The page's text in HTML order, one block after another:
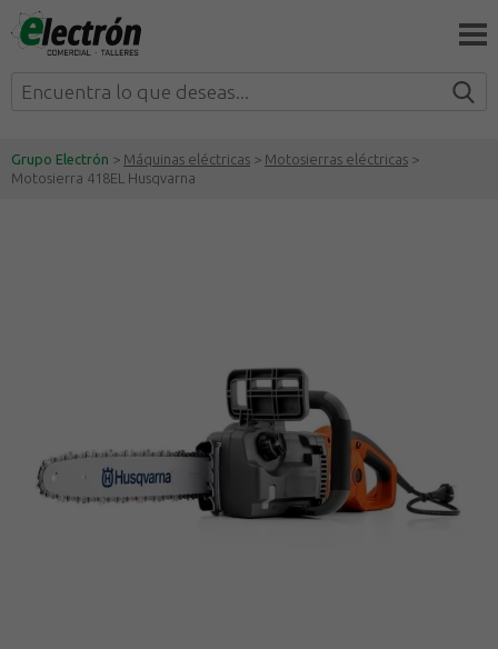
Grupo Electrón > Máquinas eléctricas > Motosierras eléctricas >
Motosierra 418EL Husqvarna